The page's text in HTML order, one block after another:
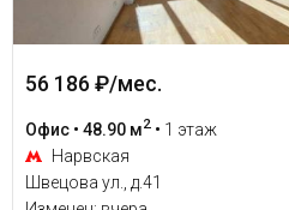
56 186 ₽/мес.
Офис • 48.90 м2 • 1 этаж
Нарвская
Швецова ул., д.41